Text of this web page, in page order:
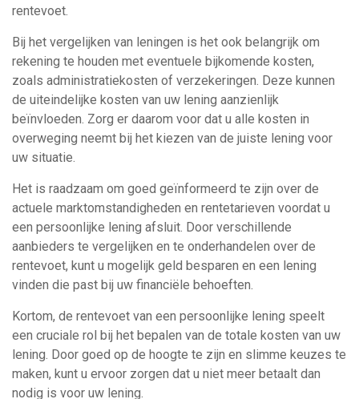
rentevoet.
Bij het vergelijken van leningen is het ook belangrijk om
rekening te houden met eventuele bijkomende kosten,
zoals administratiekosten of verzekeringen. Deze kunnen
de uiteindelijke kosten van uw lening aanzienlijk
beïnvloeden. Zorg er daarom voor dat u alle kosten in
overweging neemt bij het kiezen van de juiste lening voor
uw situatie.
Het is raadzaam om goed geïnformeerd te zijn over de
actuele marktomstandigheden en rentetarieven voordat u
een persoonlijke lening afsluit. Door verschillende
aanbieders te vergelijken en te onderhandelen over de
rentevoet, kunt u mogelijk geld besparen en een lening
vinden die past bij uw financiële behoeften.
Kortom, de rentevoet van een persoonlijke lening speelt
een cruciale rol bij het bepalen van de totale kosten van uw
lening. Door goed op de hoogte te zijn en slimme keuzes te
maken, kunt u ervoor zorgen dat u niet meer betaalt dan
nodig is voor uw lening.